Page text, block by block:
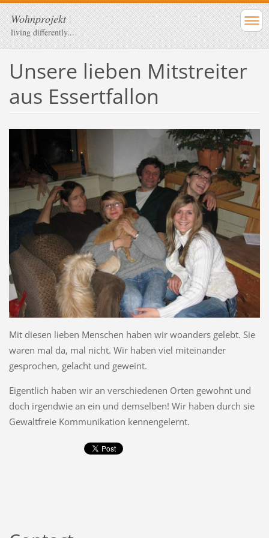
Wohnprojekt
living differently...
Unsere lieben Mitstreiter
aus Essertfallon
Mit diesen lieben Menschen haben wir woanders gelebt. Sie
waren mal da, mal nicht. Wir haben viel miteinander
gesprochen, gelacht und geweint.
Eigentlich haben wir an verschiedenen Orten gewohnt und
doch irgendwie an ein und demselben! Wir haben durch sie
Gewaltfreie Kommunikation kennengelernt.